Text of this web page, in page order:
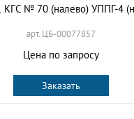
№ 70 (налево) УППГ-4
арт. ЦБ-00077857
Цена по запросу
Заказать